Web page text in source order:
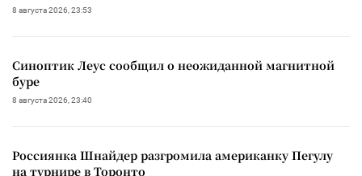
8 августа 2026, 23:53
Синоптик Леус сообщил о неожиданной магнитной
буре
8 августа 2026, 23:40
Россиянка Шнайдер разгромила американку Пегулу
на турнире в Торонто